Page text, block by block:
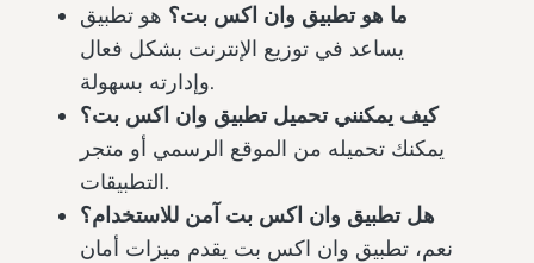
ما هو تطبيق وان اكس بت؟ هو تطبيق
يساعد في توزيع الإنترنت بشكل فعال
وإدارته بسهولة.
كيف يمكنني تحميل تطبيق وان اكس بت؟
يمكنك تحميله من الموقع الرسمي أو متجر
التطبيقات.
هل تطبيق وان اكس بت آمن للاستخدام؟
نعم، تطبيق وان اكس بت يقدم ميزات أمان